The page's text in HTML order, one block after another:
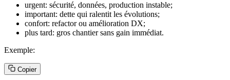
urgent: sécurité, données, production instable;
important: dette qui ralentit les évolutions;
confort: refactor ou amélioration DX;
plus tard: gros chantier sans gain immédiat.
Exemple:
Copier